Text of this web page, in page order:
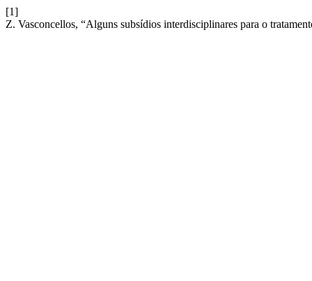
[1]
Z. Vasconcellos, “Alguns subsídios interdisciplinares para o